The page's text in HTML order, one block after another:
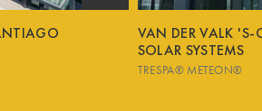
VAN DER VALK 'S-
SOLAR SYSTEMS
TRESPA® METEON®